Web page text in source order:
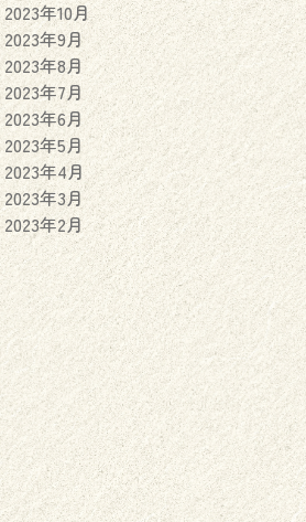
2023年10月
2023年9月
2023年8月
2023年7月
2023年6月
2023年5月
2023年4月
2023年3月
2023年2月